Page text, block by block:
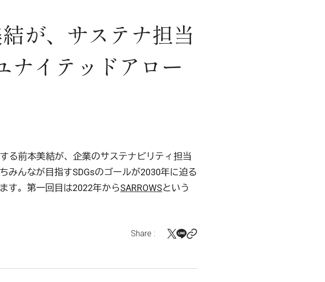
結が、サステナ担当
ナイテッドアロー
る前本美結が、企業のサステナビリティ担当
みんなが目指すSDGsのゴールが2030年に迫る
す。第一回目は2022年からSARROWSという
Share :